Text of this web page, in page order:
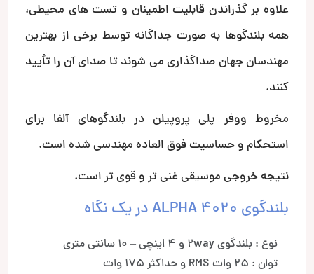
علاوه بر گذراندن قابلیت اطمینان و تست های محیطی،
همه بلندگوها به صورت جداگانه توسط برخی از بهترین
مهندسان جهان صداگذاری می شوند تا صدای آن را تأیید
کنند.
مخروط ووفر پلی پروپیلن در بلندگوهای آلفا برای
استحکام و حساسیت فوق العاده مهندسی شده است.
نتیجه خروجی موسیقی غنی تر و قوی تر است.
بلندگوی ALPHA 4020 در یک نگاه
نوع : بلندگوی 2way و 4 اینچی – 10 سانتی متری
توان : 25 وات RMS و حداکثر 175 وات